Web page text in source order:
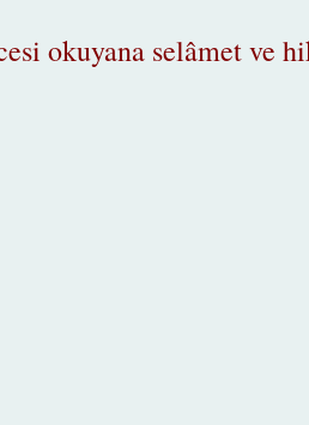
okuyana selâmet ve